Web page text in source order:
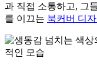
과 직접 소통하고, 그
를 이끄는 북커버 디